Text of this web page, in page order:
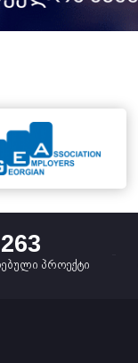
263
პროექტი